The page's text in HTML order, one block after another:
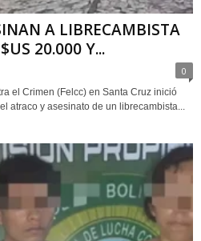
A LIBRECAMBISTA
20.000 Y...
0
el Crimen (Felcc) en Santa Cruz inició
atraco y asesinato de un librecambista...